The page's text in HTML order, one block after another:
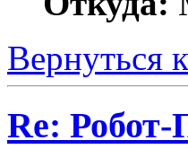
Вернуться
Re: